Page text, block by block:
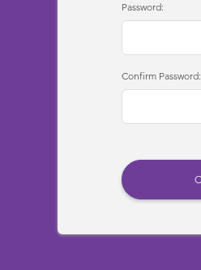
Password:
Confirm Password: